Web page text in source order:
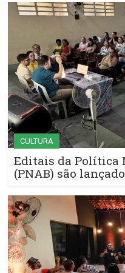
CULTURA
Editais da Política
(PNAB) são